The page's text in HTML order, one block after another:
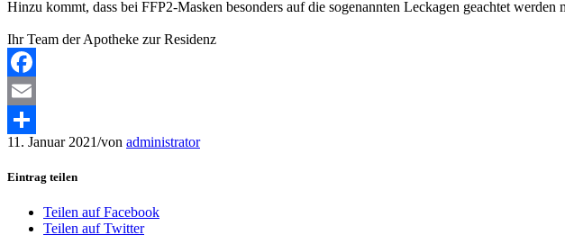
Hinzu kommt, dass bei FFP2-Masken besonders auf die sogenannten Leckagen geachtet
Ihr Team der Apotheke zur Residenz
Facebook
Email
Teilen
11. Januar 2021/von administrator
Eintrag teilen
Teilen auf Facebook
Teilen auf Twitter